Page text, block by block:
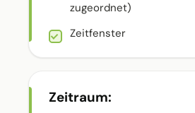
zugeordnet)
Zeitfenster
Zeitraum: